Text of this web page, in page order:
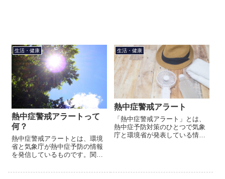
生活・健康
熱中症警戒アラートって
何？
熱中症警戒アラートとは、環境
省と気象庁が熱中症予防の情報
を発信しているものです。関東
は2020年7月1日から10月28日。
生活・健康
熱中症警戒アラート
「熱中症警戒アラート」とは、
熱中症予防対策のひとつで気象
庁と環境省が発表している情報